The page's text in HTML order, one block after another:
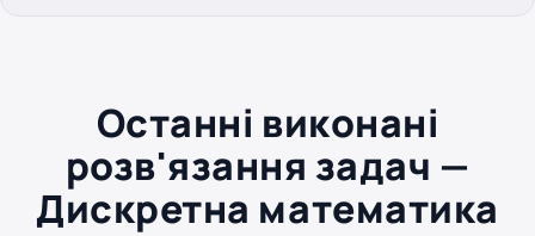
Останні виконані
розв'язання задач —
Дискретна математика